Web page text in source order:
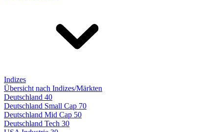
Indizes
Übersicht nach Indizes/Märkten
Deutschland 40
Deutschland Small Cap 70
Deutschland Mid Cap 50
Deutschland Tech 30